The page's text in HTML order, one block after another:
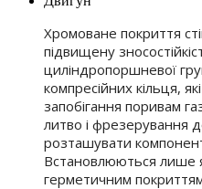
Хромоване покриття
підвищену
циліндропоршневої
компресійних кільця,
запобігання поривам
литво і фрезерування
розташувати
Встановлюються лише
герметичним